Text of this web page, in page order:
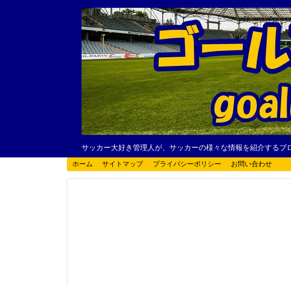
サッカー大好き管理人が、サッカーの様々な情報を紹介するブ
ホーム サイトマップ プライバシーポリシー お問い合わせ